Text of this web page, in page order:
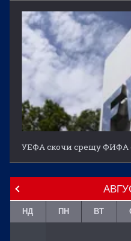
УЕФА скочи срещу ФИФА
НД ПН ВТ